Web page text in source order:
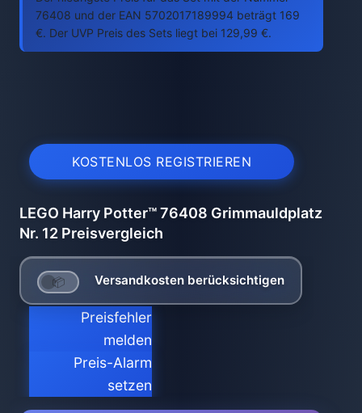
76408 und der EAN 5702017189994 beträgt 169
€. Der UVP Preis des Sets liegt bei 129,99 €.
KOSTENLOS REGISTRIEREN
LEGO Harry Potter™ 76408 Grimmauldplatz
Nr. 12 Preisvergleich
Versandkosten berücksichtigen
Preisfehler
melden
Preis-Alarm
setzen